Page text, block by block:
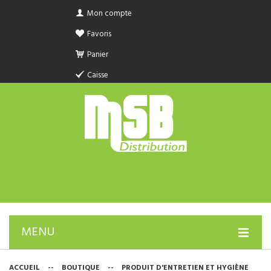
Mon compte
Favoris
Panier
Caisse
MENU
PRODUIT SANITAIRE.COM
ACCUEIL -- BOUTIQUE --
PRODUIT D'ENTRETIEN ET HYGIÈNE